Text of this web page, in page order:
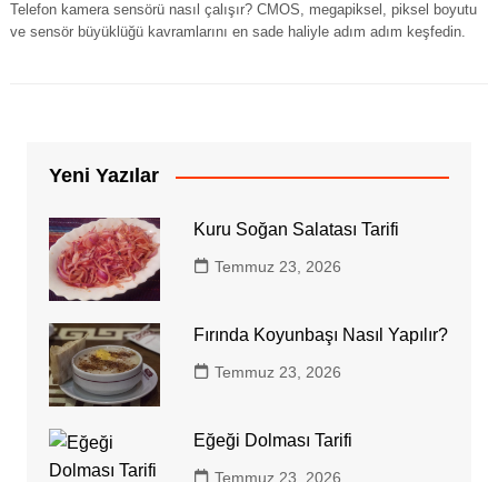
Telefon kamera sensörü nasıl çalışır? CMOS, megapiksel, piksel boyutu
ve sensör büyüklüğü kavramlarını en sade haliyle adım adım keşfedin.
Yeni Yazılar
Kuru Soğan Salatası Tarifi
Temmuz 23, 2026
Fırında Koyunbaşı Nasıl Yapılır?
Temmuz 23, 2026
Eğeği Dolması Tarifi
Temmuz 23, 2026